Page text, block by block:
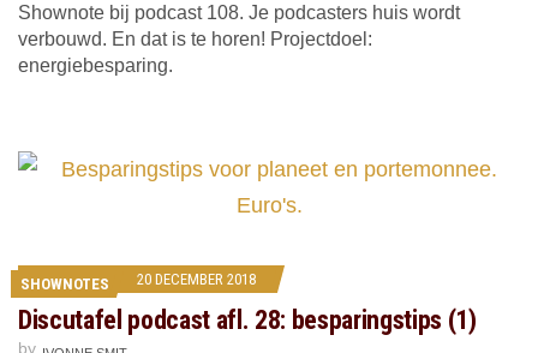
Shownote bij podcast 108. Je podcasters huis wordt
verbouwd. En dat is te horen! Projectdoel:
energiebesparing.
SHOWNOTES 20 DECEMBER 2018
Discutafel podcast afl. 28: besparingstips (1)
by